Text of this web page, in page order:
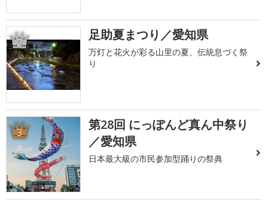
2 足助夏まつり／愛知県
万灯と花火が彩る山里の夏、伝統息づく祭
り
3
第28回 にっぽんど真ん中祭り
／愛知県
日本最大級の市民参加型踊りの祭典